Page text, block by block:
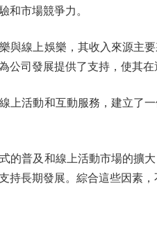
和市場競爭力。
線上娛樂，其收入來源主
司發展提供了支持，使其在
活動和互動服務，建立了
普及和線上活動市場的擴
持長期發展。綜合這些因素